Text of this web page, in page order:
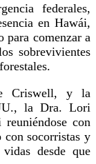
federales,
en Hawái,
para comenzar a
sobrevivientes
Criswell, y la
la Dra. Lori
con
con socorristas y
desde que